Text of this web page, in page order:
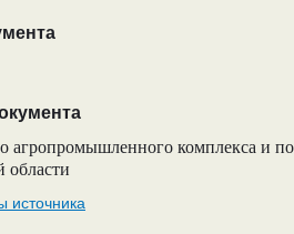
агропромышленного комплекса и
области
источника